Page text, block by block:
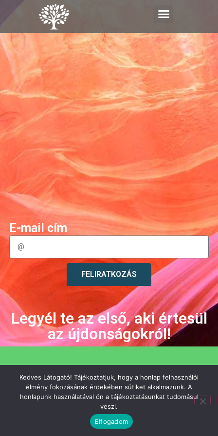
E-mail cím
FELIRATKOZÁS
Legyél te az első, aki értesül
az újdonságokról!
Kedves Látogató! Tájékoztatjuk, hogy a honlap felhasználói
élmény fokozásának érdekében sütiket alkalmazunk. A
honlapunk használatával ön a tájékoztatásunkat tudomásul
veszi.
Elfogadom